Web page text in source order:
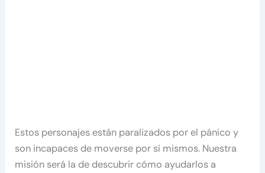
Estos personajes están paralizados por el pánico y
son incapaces de moverse por sí mismos. Nuestra
misión será la de descubrir cómo ayudarlos a